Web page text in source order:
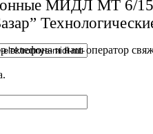
МИДЛ МТ
телефона и наш оператор